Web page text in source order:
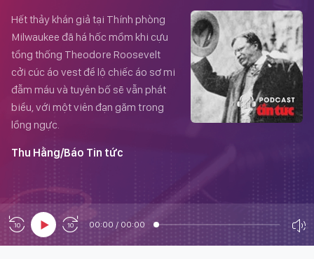
Hết thảy khán giả tại Thính phòng
Milwaukee đã há hốc mồm khi cựu
tổng thống Theodore Roosevelt
cởi cúc áo vest để lộ chiếc áo sơ mi
đẫm máu và tuyên bố sẽ vẫn phát
biểu, với một viên đạn găm trong
lồng ngực.
Thu Hằng/Báo Tin tức
00:00 / 00:00